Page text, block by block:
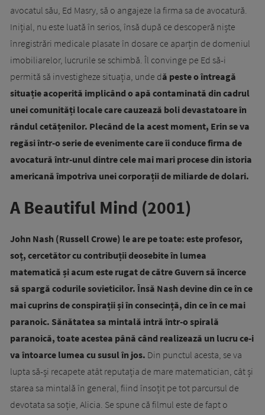
avocatul său, Ed Masry, să o angajeze la firma sa de avocatură.
Inițial, nu este luată în serios, însă după ce descoperă niște
înregistrări medicale plasate în dosare ce aparțin de domeniul
imobiliarelor, lucrurile se schimbă. Îl convinge pe Ed să-i
permită să investigheze situația, unde dă peste o întreagă
situație acoperită implicând o apă contaminată din cadrul
unei comunități locale care cauzează boli devastatoare în
rândul cetățenilor. Plecând de la acest moment, Erin se va
regăsi într-o serie de evenimente care îi conduce firma de
avocatură într-unul dintre cele mai mari procese din istoria
americană împotriva unei corporații de miliarde de dolari.
A Beautiful Mind (2001)
John Nash (Russell Crowe) le are pe toate: este profesor,
soț, cercetător cu contribuții deosebite în lumea
matematică și acum este rugat de către Guvern să încerce
să spargă codurile sovieticilor. Însă Nash devine din ce în ce
mai cuprins de conspirații și în consecință, din ce în ce mai
paranoic. Sănătatea sa mintală intră într-o spirală
paranoică, toate acestea până când realizează un lucru ce-i
va întoarce lumea cu susul în jos. Din punctul acesta, se va
lupta să-și recapete atât reputația de mare matematician, cât și
starea sa mintală în general, fiind însoțit pe tot parcursul de
devotata sa soție, Alicia. Se spune că filmul este de fapt o